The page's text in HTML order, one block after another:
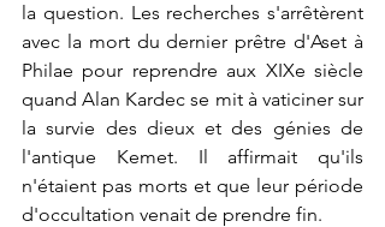
la question. Les recherches s'arrêtèrent
avec la mort du dernier prêtre d'Aset à
Philae pour reprendre aux XIXe siècle
quand Alan Kardec se mit à vaticiner sur
la survie des dieux et des génies de
l'antique Kemet. Il affirmait qu'ils
n'étaient pas morts et que leur période
d'occultation venait de prendre fin.